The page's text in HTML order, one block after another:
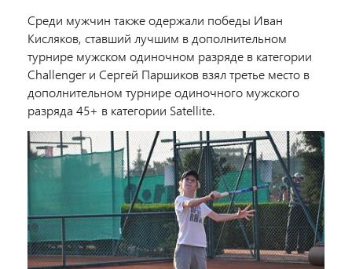
Среди мужчин также одержали победы Иван
Кисляков, ставший лучшим в дополнительном
турнире мужском одиночном разряде в категории
Challenger и Сергей Паршиков взял третье место в
дополнительном турнире одиночного мужского
разряда 45+ в категории Satellite.